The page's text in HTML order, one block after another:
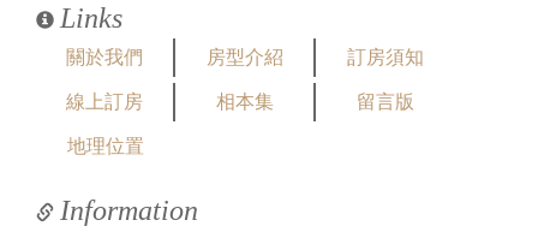
2023/05/13 08:12:05
張維倫
主題：
2024/04/27 包棟
回覆：
您好，目前線上訂房僅開放六個月內的預訂哦
Links
關於我們 房型介紹 訂房須知
線上訂房 相本集 留言版
地理位置
Information